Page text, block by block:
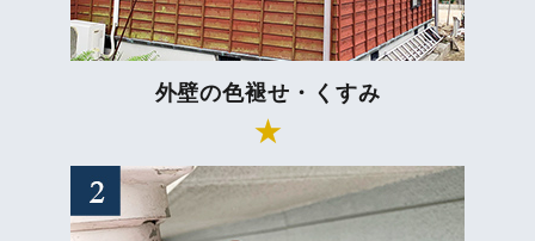
外壁の色褪せ・くすみ